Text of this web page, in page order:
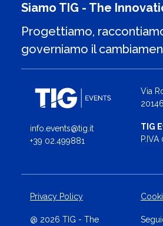
Siamo TIG - The
Progettiamo,
governiamo il
info.events@tig.it
+39 02.499881
Via
TIG
Privacy Policy
@ 2026 TIG - The